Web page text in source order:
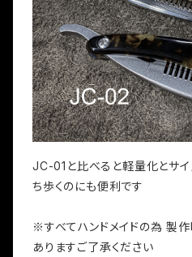
JC-01と比べると軽量化とサ
ち歩くのにも便利です
※すべてハンドメイドの為 製
ありますご了承ください